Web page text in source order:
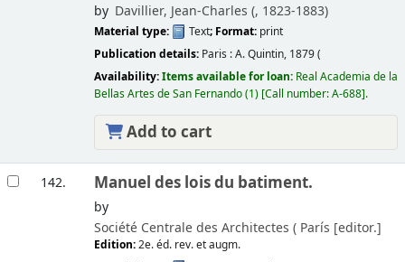
by Davillier, Jean-Charles (, 1823-1883)
Material type: Text; Format: print
Publication details: Paris :A. Quintin, 1879 (
Availability:Items available for loan: Real Academia de la
Bellas Artes de San Fernando(1) Call number:A-688 .
Add to cart
142. Manuel des lois du batiment.
by
Société Centrale des Architectes (París [editor.]
Edition:2e. éd. rev. et augm.